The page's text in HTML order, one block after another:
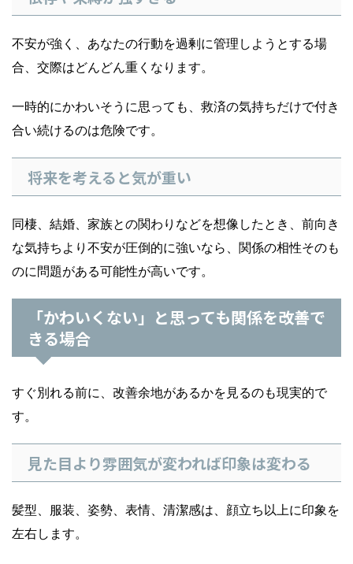
不安が強く、あなたの行動を過剰に管理しようとする場
合、交際はどんどん重くなります。
一時的にかわいそうに思っても、救済の気持ちだけで付き
合い続けるのは危険です。
将来を考えると気が重い
同棲、結婚、家族との関わりなどを想像したとき、前向き
な気持ちより不安が圧倒的に強いなら、関係の相性そのも
のに問題がある可能性が高いです。
「かわいくない」と思っても関係を改善で
きる場合
すぐ別れる前に、改善余地があるかを見るのも現実的で
す。
見た目より雰囲気が変われば印象は変わる
髪型、服装、姿勢、表情、清潔感は、顔立ち以上に印象を
左右します。